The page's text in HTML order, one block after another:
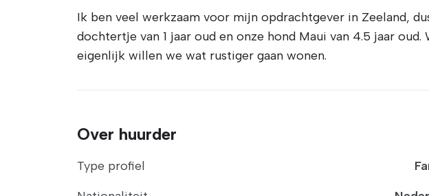
Ik ben veel werkzaam voor mijn opdrachtgever in Zeeland,
dochtertje van 1 jaar oud en onze hond Maui van 4.5 jaar
eigenlijk willen we wat rustiger gaan wonen.
Over huurder
Type profiel